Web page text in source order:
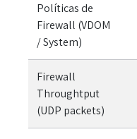
Políticas de
Firewall (VDOM
/ System)
Firewall
Throughtput
(UDP packets)